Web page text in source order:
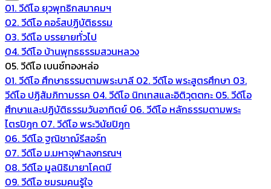
01. วีดีโอ ยุวพุทธิกสมาคมฯ
02. วีดีโอ คอร์สปฏิบัติธรรม
03. วีดีโอ บรรยายทั่วไป
04. วีดีโอ บ้านพุทธธรรมสวนหลวง
05. วีดีโอ เบนซ์ทองหล่อ
01. วีดีโอ ศึกษาธรรมตามพระบาลี 02. วีดีโอ พระสูตรศึกษา 03.
วีดีโอ ปฏิสัมภิทามรรค 04. วีดีโอ นิทเทสและอิติวุตตกะ 05. วีดีโอ
ศึกษาและปฏิบัติธรรมวันอาทิตย์ 06. วีดีโอ หลักธรรมตามพระ
ไตรปิฎก 07. วีดีโอ พระวินัยปิฎก
06. วีดีโอ ฐณิชาฌ์รีสอร์ท
07. วีดีโอ ม.มหาจุฬาลงกรณฯ
08. วีดีโอ มูลนิธิมายาโคตมี
09. วีดีโอ ชมรมคนรู้ใจ